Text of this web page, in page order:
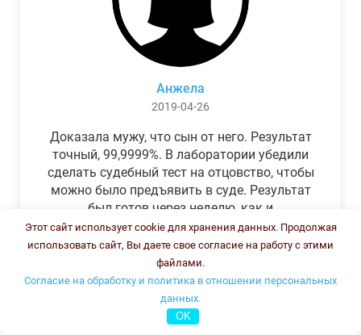
Анжела
2019-04-26
Доказала мужу, что сын от него. Результат
точный, 99,9999%. В лаборатории убедили
сделать судебный тест на отцовство, чтобы
можно было предъявить в суде. Результат
был готов через неделю, как и
обещали.Теперь муж бегает и извиняется.
Этот сайт использует cookie для хранения данных. Продолжая
использовать сайт, Вы даете свое согласие на работу с этими
файлами.
Согласие на обработку и политика в отношении персональных
данных.
OK